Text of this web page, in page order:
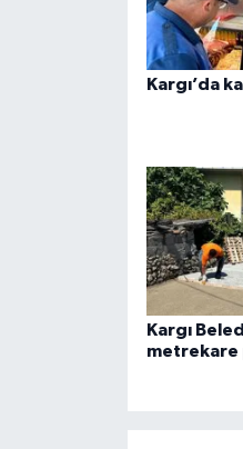
Kargı’da
Kargı
metrekare